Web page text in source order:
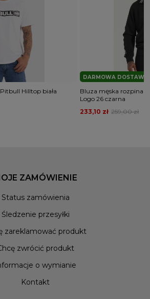
Hilltop biała
DARMOWA DOSTAWA
Bluza męska
Logo 26 czarna
259,00 zł
233,10 zł
ZAMÓWIENIE
Status zamówienia
Śledzenie przesyłki
zareklamować produkt
zwrócić produkt
o wymianie
Kontakt